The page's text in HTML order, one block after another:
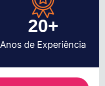
20+
Anos de Experiência